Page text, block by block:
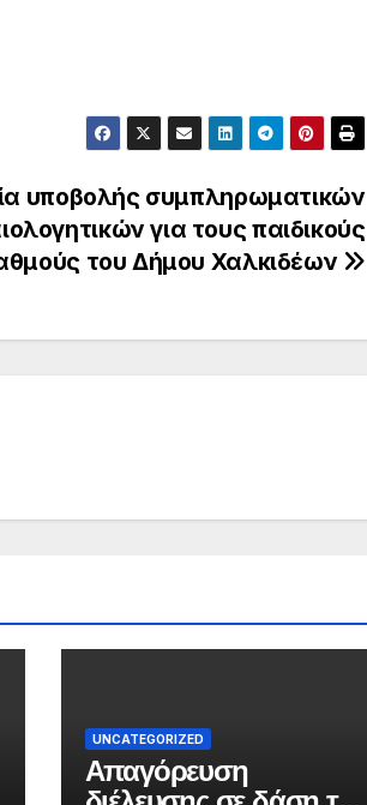
υποβολής συμπληρωματικών
για τους παιδικούς
του Δήμου Χαλκιδέων
UNCATEGORIZED
Απαγόρευση